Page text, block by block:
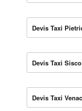
Devis Taxi
Devis Taxi Sisco
Devis Taxi